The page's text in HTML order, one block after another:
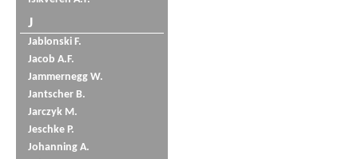
J
Jablonski F.
Jacob A.F.
Jammernegg W.
Jantscher B.
Jarczyk M.
Jeschke P.
Johanning A.